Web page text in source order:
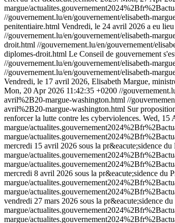
margue/
//gouvernement.lu/en/gouvernement/elisabeth-
penitentiaire.html Vendredi, le 24 avril 2026 a eu
//gouvernement.lu/en/gouvernement/elisabeth-
droit.html //gouvernement.lu/en/gouvernement/
diplomes-droit.html Le Conseil de gouvernement
//gouvernement.lu/en/gouvernement/elisabeth-
//gouvernement.lu/en/gouvernement/elisabeth-
Vendredi, le 17 avril 2026, Elisabeth Margue,
Mon, 20 Apr 2026 11:42:35 +0200 //
avril%2B20-margue-washington.html //
avril%2B20-margue-washington.html Sur
renforcer la lutte contre les cyberviolences. Wed, 15
margue/
margue/
mercredi 15 avril 2026 sous la pr&eacute;sidence
margue/
margue/
mercredi 8 avril 2026 sous la pr&eacute;sidence du
margue/
margue/
vendredi 27 mars 2026 sous la pr&eacute;sidence
margue/
margue/